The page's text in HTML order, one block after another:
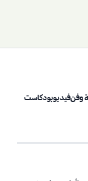
وفنفيديوبودكاست